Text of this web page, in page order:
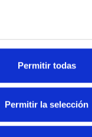
Permitir todas
Permitir la selección